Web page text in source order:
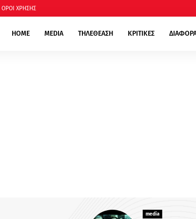
ΟΡΟΙ ΧΡΗΣΗΣ
HOME MEDIA ΤΗΛΕΘΕΑΣΗ ΚΡΙΤΙΚΕΣ
media